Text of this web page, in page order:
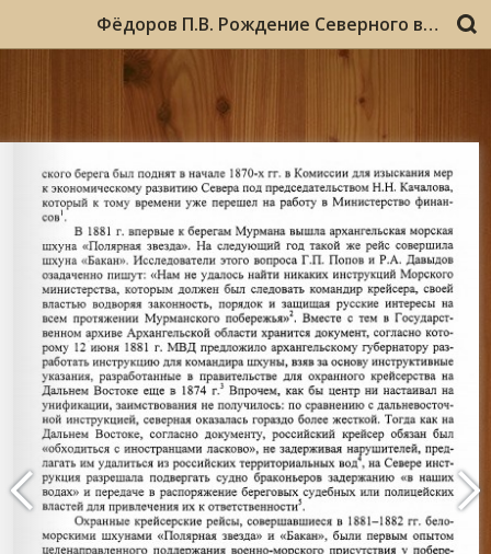
Фёдоров П.В. Рождение Северного военно-морского флота: долгий путь воплощения идеи. Учёные записки МГПУ. 2009, Вып. 9, c.3-18.